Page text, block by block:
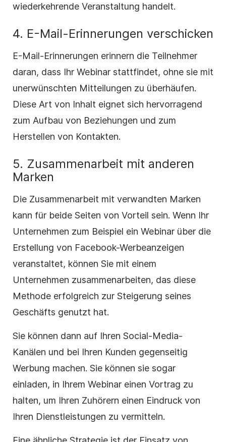
wiederkehrende Veranstaltung handelt.
4. E-Mail-Erinnerungen verschicken
E-Mail-Erinnerungen erinnern die Teilnehmer
daran, dass Ihr Webinar stattfindet, ohne sie mit
unerwünschten Mitteilungen zu überhäufen.
Diese Art von Inhalt eignet sich hervorragend
zum Aufbau von Beziehungen und zum
Herstellen von Kontakten.
5. Zusammenarbeit mit anderen
Marken
Die Zusammenarbeit mit verwandten Marken
kann für beide Seiten von Vorteil sein. Wenn Ihr
Unternehmen zum Beispiel ein Webinar über die
Erstellung von Facebook-Werbeanzeigen
veranstaltet, können Sie mit einem
Unternehmen zusammenarbeiten, das diese
Methode erfolgreich zur Steigerung seines
Geschäfts genutzt hat.
Sie können dann auf Ihren Social-Media-
Kanälen und bei Ihren Kunden gegenseitig
Werbung machen. Sie können sie sogar
einladen, in Ihrem Webinar einen Vortrag zu
halten, um Ihren Zuhörern einen Eindruck von
Ihren Dienstleistungen zu vermitteln.